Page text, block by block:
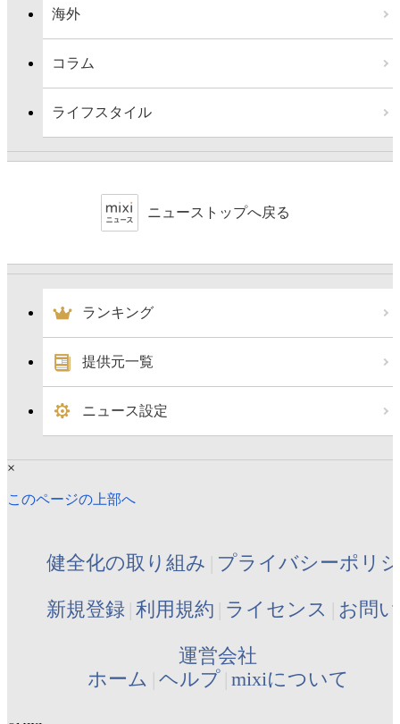
海外
コラム
ライフスタイル
ニューストップへ戻る
ランキング
提供元一覧
ニュース設定
×
このページの上部へ
健全化の取り組み プライバシーポリ
新規登録 利用規約 ライセンス お問
運営会社
ホーム ヘルプ mixiについて